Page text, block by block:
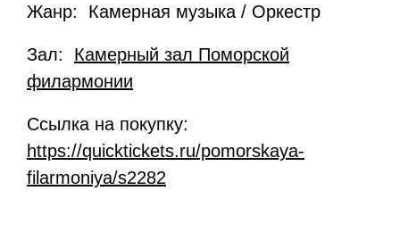
Жанр: Камерная музыка / Оркестр
Зал: Камерный зал Поморской
филармонии
Ссылка на покупку:
https://quicktickets.ru/pomorskaya-
filarmoniya/s2282